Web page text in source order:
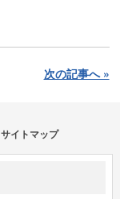
次の記事へ »
サイトマップ